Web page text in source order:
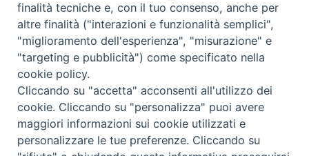
finalità tecniche e, con il tuo consenso, anche per
altre finalità ("interazioni e funzionalità semplici",
"miglioramento dell'esperienza", "misurazione" e
"targeting e pubblicità") come specificato nella
cookie policy.
Cliccando su "accetta" acconsenti all'utilizzo dei
cookie. Cliccando su "personalizza" puoi avere
maggiori informazioni sui cookie utilizzati e
personalizzare le tue preferenze. Cliccando su